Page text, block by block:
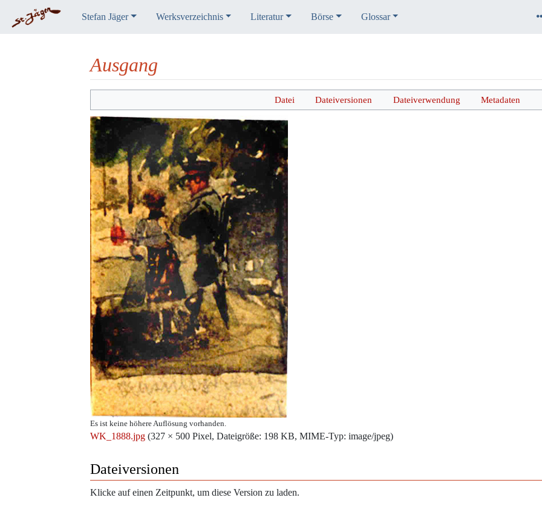
Stefan Jäger Werksverzeichnis Literatur Börse Glossar
Ausgang
Datei Dateiversionen Dateiverwendung Metadaten
Es ist keine höhere Auflösung vorhanden.
WK_1888.jpg (327 × 500 Pixel, Dateigröße: 198 KB, MIME-Typ: image/jpeg)
Dateiversionen
Klicke auf einen Zeitpunkt, um diese Version zu laden.